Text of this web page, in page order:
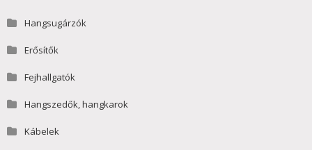
Hangsugárzók
Erősítők
Fejhallgatók
Hangszedők, hangkarok
Kábelek